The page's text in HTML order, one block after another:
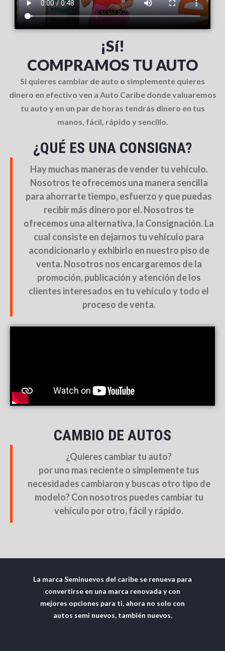
¡Sí!
COMPRAMOS TU AUTO
Si quieres cambiar de auto o simplemente quieres
dinero en efectivo ven a Auto Caribe donde valuaremos
tu auto y en un par de horas tendrás dinero en tus
manos, fácil, rápido y sencillo.
¿QUÉ ES UNA CONSIGNA?
Hay muchas maneras de vender tu vehículo.
Nosotros te ofrecemos una manera sencilla
para ahorrarte tiempo, esfuerzo y que puedas
recibir más dinero por el. Nosotros te
ofrecemos una alternativa, la Consignación. La
cual consiste en dejarnos tu vehículo para
acondicionarlo y exhibirlo en nuestro piso de
venta. Nosotros nos encargaremos de la
promoción, publicación y atención de los
clientes interesados en tu vehículo y todo el
proceso de venta.
CAMBIO DE AUTOS
¿Quieres cambiar tu auto?
por uno mas reciente o simplemente tus
necesidades cambiaron y buscas otro tipo de
modelo? Con nosotros puedes cambiar tu
vehículo por otro, fácil y rápido.
La marca Seminuevos del caribe se renueva para
convertirse en una marca renovada y con
mejores opciones para ti, ahora no solo con
autos semi nuevos, también nuevos.